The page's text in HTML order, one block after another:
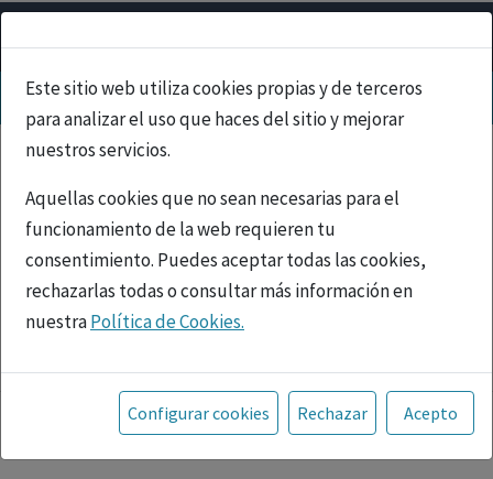
Este sitio web utiliza cookies propias y de terceros
para analizar el uso que haces del sitio y mejorar
nuestros servicios.
Aquellas cookies que no sean necesarias para el
funcionamiento de la web requieren tu
consentimiento. Puedes aceptar todas las cookies,
rechazarlas todas o consultar más información en
nuestraPolítica de Cookies.
Toda la información incluida en la Página Web está
referida a productos del mercado español y, por
tanto, dirigida a profesionales sanitarios legalmente
facultados para prescribir o dispensar medicamentos
Configurar cookies Rechazar Acepto